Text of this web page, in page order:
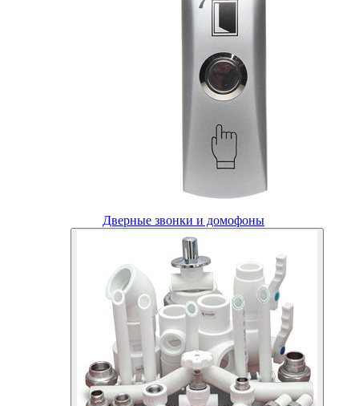
Дверные звонки и домофоны